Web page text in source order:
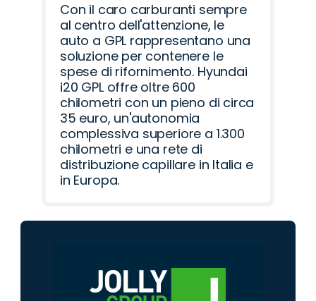
Con il caro carburanti sempre
al centro dell'attenzione, le
auto a GPL rappresentano una
soluzione per contenere le
spese di rifornimento. Hyundai
i20 GPL offre oltre 600
chilometri con un pieno di circa
35 euro, un'autonomia
complessiva superiore a 1.300
chilometri e una rete di
distribuzione capillare in Italia e
in Europa.